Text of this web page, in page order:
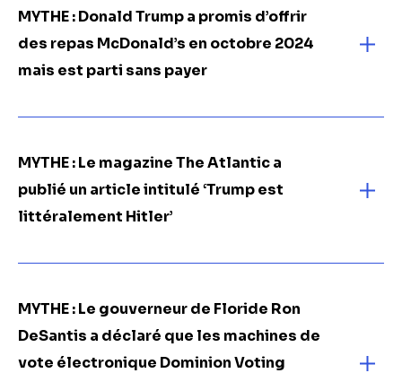
MYTHE : Donald Trump a promis d’offrir
des repas McDonald’s en octobre 2024
mais est parti sans payer
MYTHE : Le magazine The Atlantic a
publié un article intitulé ‘Trump est
littéralement Hitler’
MYTHE : Le gouverneur de Floride Ron
DeSantis a déclaré que les machines de
vote électronique Dominion Voting